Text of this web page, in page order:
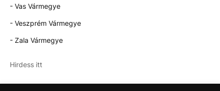
- Vas Vármegye
- Veszprém Vármegye
- Zala Vármegye
Hirdess itt